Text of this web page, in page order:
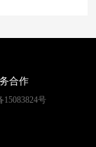
合作
15083824号